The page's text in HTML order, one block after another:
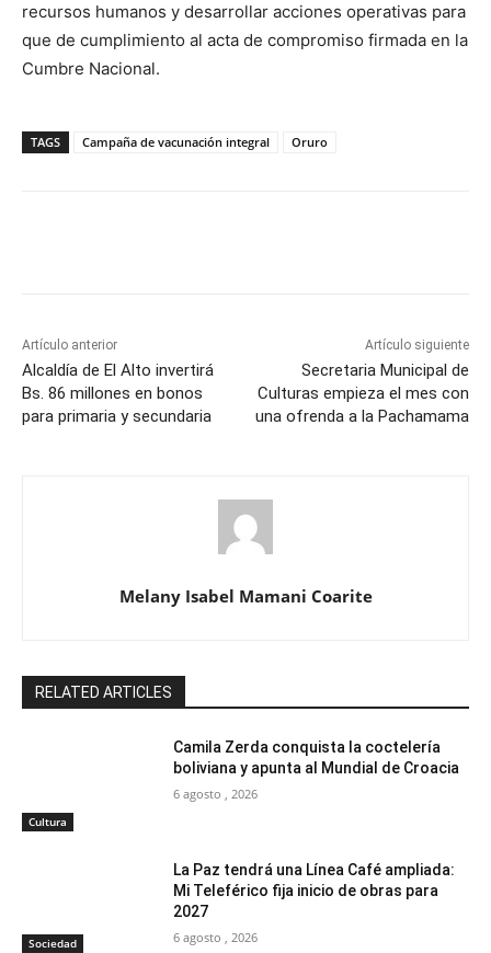
recursos humanos y desarrollar acciones operativas para
que de cumplimiento al acta de compromiso firmada en la
Cumbre Nacional.
TAGS Campaña de vacunación integral Oruro
Artículo anterior
Alcaldía de El Alto invertirá
Bs. 86 millones en bonos
para primaria y secundaria
Artículo siguiente
Secretaria Municipal de
Culturas empieza el mes con
una ofrenda a la Pachamama
Melany Isabel Mamani Coarite
RELATED ARTICLES
Cultura
Camila Zerda conquista la coctelería
boliviana y apunta al Mundial de Croacia
6 agosto , 2026
Sociedad
La Paz tendrá una Línea Café ampliada:
Mi Teleférico fija inicio de obras para
2027
6 agosto , 2026